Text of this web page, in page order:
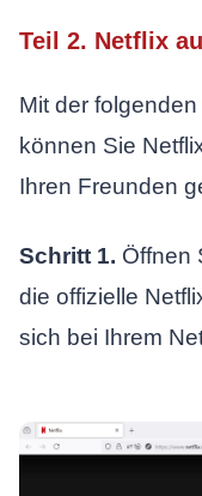
Teil 2. Netflix
Mit der
können Sie
Ihren Freunden
Schritt 1. Öffnen
die offizielle
sich bei Ihrem